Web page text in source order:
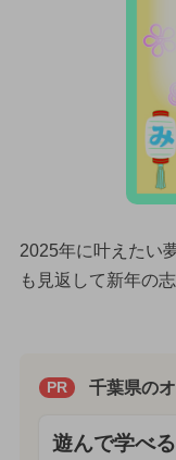
2025年に叶えたい
も見返して新年の
PR 千葉県の
遊んで学べ